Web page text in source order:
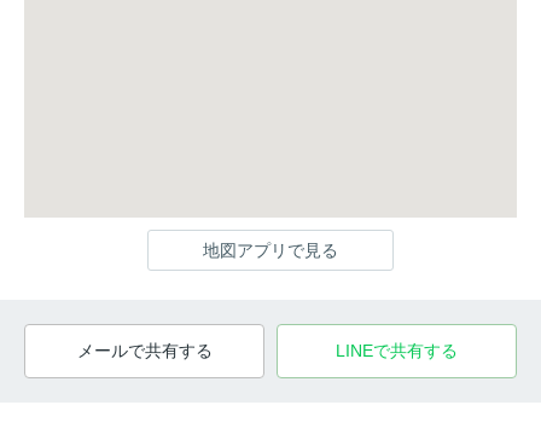
地図アプリで見る
メールで共有する LINEで共有する